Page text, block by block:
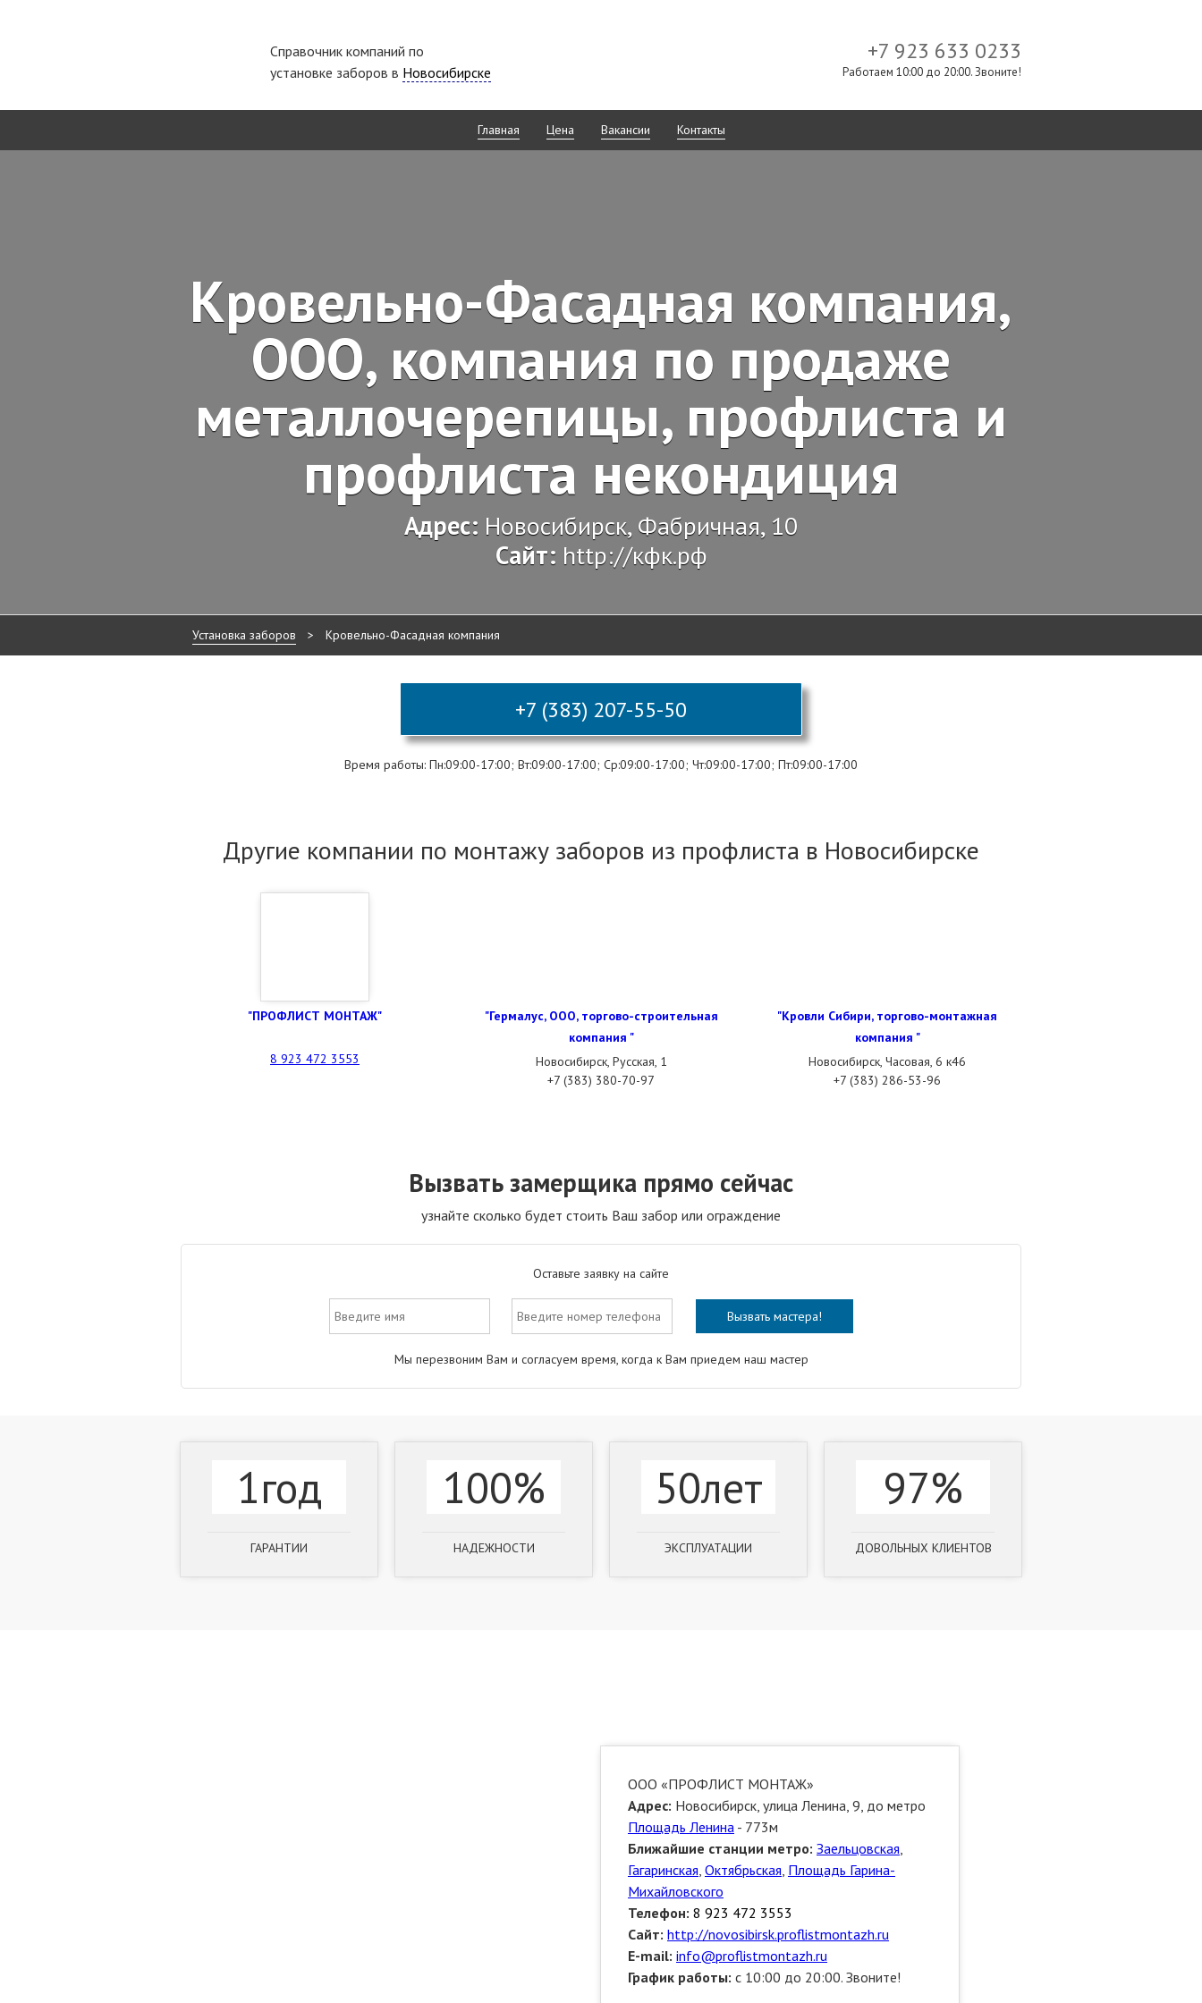
Справочник компаний по
установке заборов в Новосибирске
+7 923 633 0233
Работаем 10:00 до 20:00. Звоните!
Главная Цена Вакансии Контакты
Кровельно-Фасадная компания,
ООО, компания по продаже
металлочерепицы, профлиста и
профлиста некондиция
Адрес: Новосибирск, Фабричная, 10
Сайт: http://кфк.рф
Установка заборов > Кровельно-Фасадная компания
+7 (383) 207-55-50
Время работы: Пн:09:00-17:00; Вт:09:00-17:00; Ср:09:00-17:00; Чт:09:00-17:00; Пт:09:00-17:00
Другие компании по монтажу заборов из профлиста в Новосибирске
"ПРОФЛИСТ МОНТАЖ"
8 923 472 3553
"Гермалус, ООО, торгово-строительная
компания "
Новосибирск, Русская, 1
+7 (383) 380-70-97
"Кровли Сибири, торгово-монтажная
компания "
Новосибирск, Часовая, 6 к46
+7 (383) 286-53-96
Вызвать замерщика прямо сейчас
узнайте сколько будет стоить Ваш забор или ограждение
Оставьте заявку на сайте
Мы перезвоним Вам и согласуем время, когда к Вам приедем наш мастер
1год
ГАРАНТИИ
100%
НАДЕЖНОСТИ
50лет
ЭКСПЛУАТАЦИИ
97%
ДОВОЛЬНЫХ КЛИЕНТОВ
ООО «ПРОФЛИСТ МОНТАЖ»
Адрес: Новосибирск, улица Ленина, 9, до метро
Площадь Ленина - 773м
Ближайшие станции метро: Заельцовская
Гагаринская Октябрьская Площадь Гарина-
Михайловского
Телефон: 8 923 472 3553
Сайт: http://novosibirsk.proflistmontazh.ru
E-mail: info@proflistmontazh.ru
График работы: с 10:00 до 20:00. Звоните!